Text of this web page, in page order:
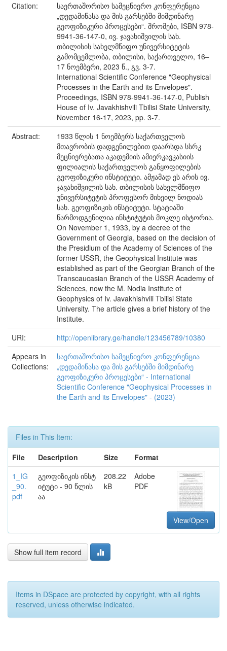
Citation:
საერთაშორისო სამეცნიერო კონფერენცია
„დედამიწასა და მის გარსებში მიმდინარე
გეოფიზიკური პროცესები“. შრომები, ISBN 978-
9941-36-147-0, ივ. ჯავახიშვილის სახ.
თბილისის სახელმწიფო უნივერსიტეტის
გამომცემლობა, თბილისი, საქართველო, 16–
17 ნოემბერი, 2023 წ., გვ. 3-7.
International Scientific Conference "Geophysical
Processes in the Earth and its Envelopes".
Proceedings, ISBN 978-9941-36-147-0, Publish
House of Iv. Javakhishvili Tbilisi State University,
November 16-17, 2023, pp. 3-7.
Abstract:
1933 წლის 1 ნოემბერს საქართველოს
მთავრობის დადგენილებით დაარსდა სსრკ
მეცნიერებათა აკადემიის ამიერკავკასიის
ფილიალის საქართველოს განყოფილების
გეოფიზიკური ინსტიტუტი. ამჟამად ეს არის ივ.
ჯავახიშვილის სახ. თბილისის სახელმწიფო
უნივერსიტეტის პროფესორ მიხეილ ნოდიას
სახ. გეოფიზიკის ინსტიტუტი. სტატიაში
წარმოდგენილია ინსტიტუტის მოკლე ისტორია.
On November 1, 1933, by a decree of the
Government of Georgia, based on the decision of
the Presidium of the Academy of Sciences of the
former USSR, the Geophysical Institute was
established as part of the Georgian Branch of the
Transcaucasian Branch of the USSR Academy of
Sciences, now the M. Nodia Institute of
Geophysics of Iv. Javakhishvili Tbilisi State
University. The article gives a brief history of the
Institute.
URI:
http://openlibrary.ge/handle/123456789/10380
Appears in
Collections:
საერთაშორისო სამეცნიერო კონფერენცია
„დედამიწასა და მის გარსებში მიმდინარე
გეოფიზიკური პროცესები“ - International
Scientific Conference "Geophysical Processes in
the Earth and its Envelopes" - (2023)
Files in This Item:
File
Description Size
Format
1_IG
_90.
pdf
გეოფიზიკის ინსტ
იტუტი - 90 წლის
აა
208.22
kB
Adobe
PDF
View/Open
Show full item record
Items in DSpace are protected by copyright, with all rights
reserved, unless otherwise indicated.